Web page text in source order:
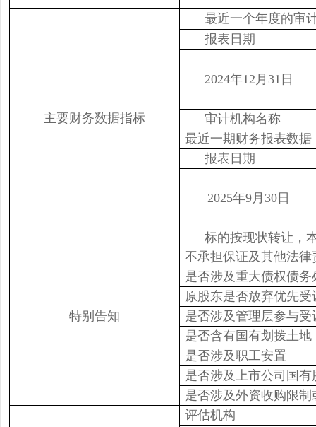
主要财务数据指标
最近一个年度的审
报表日期
2024年12月31日
审计机构名称
最近一期财务报表数
报表日期
2025年9月30日
特别告知
标的按现状转让，
不承担保证及其他法
是否涉及重大债权债务
原股东是否放弃优先受
是否涉及管理层参与受
是否含有国有划拨土地
是否涉及职工安置
是否涉及上市公司国
是否涉及外资收购限制
评估机构